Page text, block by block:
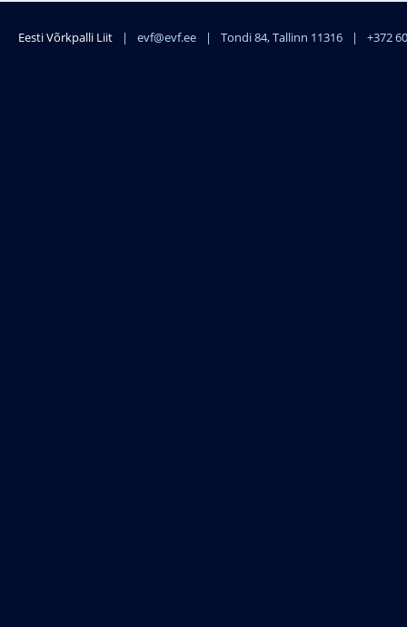
Eesti Võrkpalli Liit | evf@evf.ee | Tondi 84, Tallinn 11316 | +372